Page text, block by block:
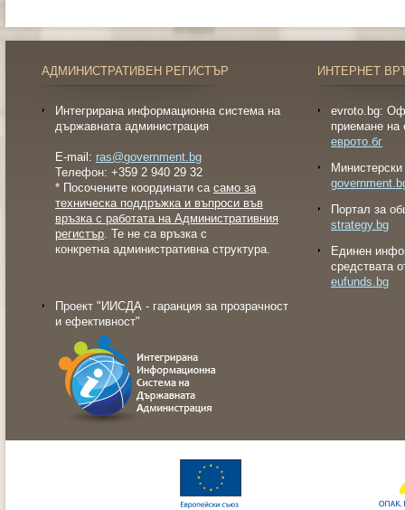
АДМИНИСТРАТИВЕН РЕГИСТЪР
Интегрирана информационна система на
държавната администрация
E-mail: ras@government.bg
Телефон: +359 2 940 29 32
* Посочените координати са само за
техническа поддръжка и въпроси във
връзка с работата на Административния
регистър. Те не са връзка с
конкретна административна структура.
Проект "ИИСДА - гаранция за прозрачност
и ефективност"
ИНТЕРНЕТ
evroto.bg:
приемане на
еврото.бг
Портал за
strategy.bg
Eдинен
средствата
eufunds.bg